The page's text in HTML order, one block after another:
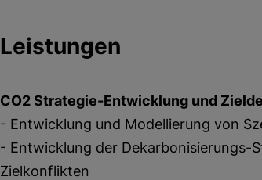
Leistungen
CO2 Strategie-Entwicklung und
- Entwicklung und Modellierung von
- Entwicklung der Dekarbonisierungs-
Zielkonflikten